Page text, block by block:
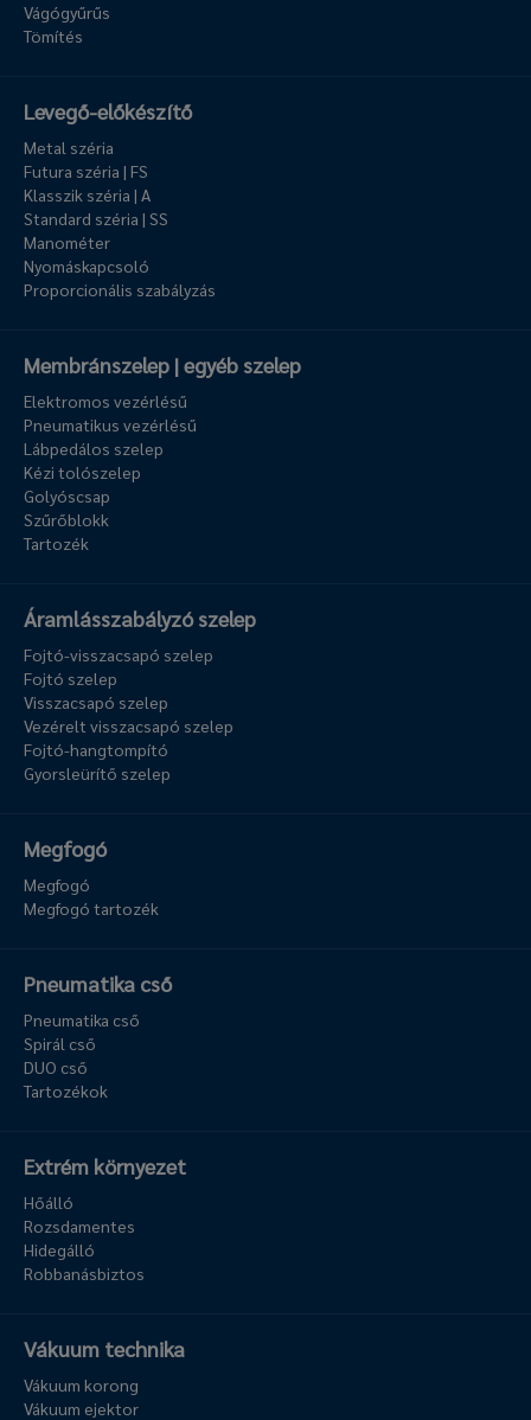
Vágógyűrűs
Tömítés
Levegő-előkészítő
Metal széria
Futura széria | FS
Klasszik széria | A
Standard széria | SS
Manométer
Nyomáskapcsoló
Proporcionális szabályzás
Membránszelep | egyéb szelep
Elektromos vezérlésű
Pneumatikus vezérlésű
Lábpedálos szelep
Kézi tolószelep
Golyóscsap
Szűrőblokk
Tartozék
Áramlásszabályzó szelep
Fojtó-visszacsapó szelep
Fojtó szelep
Visszacsapó szelep
Vezérelt visszacsapó szelep
Fojtó-hangtompító
Gyorsleürítő szelep
Megfogó
Megfogó
Megfogó tartozék
Pneumatika cső
Pneumatika cső
Spirál cső
DUO cső
Tartozékok
Extrém környezet
Hőálló
Rozsdamentes
Hidegálló
Robbanásbiztos
Vákuum technika
Vákuum korong
Vákuum ejektor